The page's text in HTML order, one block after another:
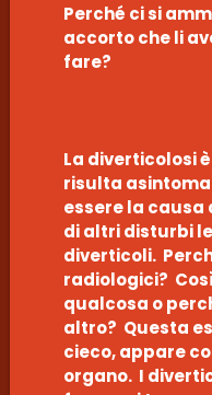
Perché ci si
accorto che li
fare?
La diverticolosi
risulta
essere la
di altri disturbi
diverticoli.
radiologici?
qualcosa o
altro? Questa
cieco, appare
organo. I